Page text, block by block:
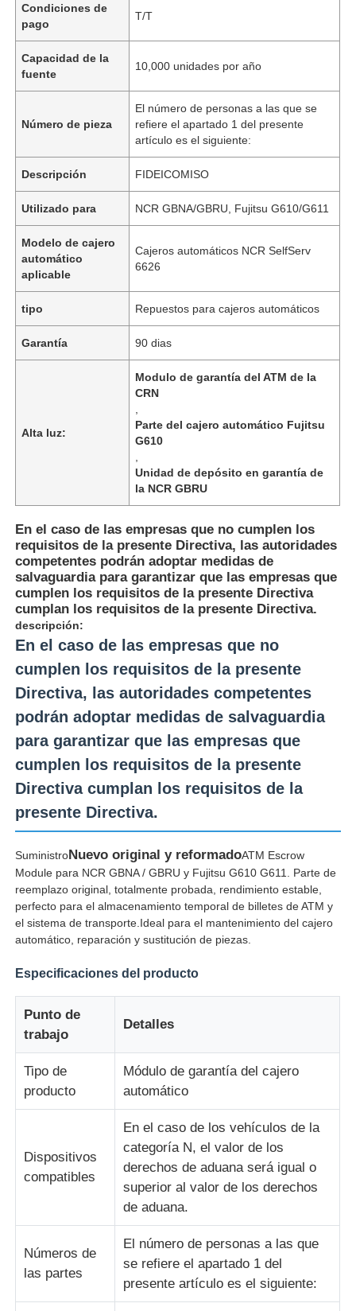
Inicio
Productos
Videos
Sobre nosotros
Visita a la fábrica
Control de Calidad
Contacto
noticias
Todos los casos
Solicitar una cotización
Piezas para cajeros automáticos NCR
Condiciones de
pago
T/T
Capacidad de la
fuente
10,000 unidades por año
Número de pieza
El número de personas a las que se
refiere el apartado 1 del presente
artículo es el siguiente:
Descripción FIDEICOMISO
Utilizado para NCR GBNA/GBRU, Fujitsu G610/G611
Modelo de cajero
automático
aplicable
Cajeros automáticos NCR SelfServ
6626
tipo Repuestos para cajeros automáticos
Garantía 90 dias
Alta luz:
Modulo de garantía del ATM de la
CRN
Parte del cajero automático Fujitsu
G610
Unidad de depósito en garantía de
la NCR GBRU
En el caso de las empresas que no cumplen los
requisitos de la presente Directiva, las autoridades
competentes podrán adoptar medidas de
salvaguardia para garantizar que las empresas que
cumplen los requisitos de la presente Directiva
cumplan los requisitos de la presente Directiva.
descripción:
En el caso de las empresas que no
cumplen los requisitos de la presente
Directiva, las autoridades competentes
podrán adoptar medidas de salvaguardia
para garantizar que las empresas que
cumplen los requisitos de la presente
Directiva cumplan los requisitos de la
presente Directiva.
SuministroNuevo original y reformadoATM Escrow
Module para NCR GBNA / GBRU y Fujitsu G610 G611. Parte de
reemplazo original, totalmente probada, rendimiento estable,
perfecto para el almacenamiento temporal de billetes de ATM y
el sistema de transporte.Ideal para el mantenimiento del cajero
automático, reparación y sustitución de piezas.
Especificaciones del producto
Punto de
trabajo
Detalles
Tipo de
producto
Módulo de garantía del cajero
automático
Dispositivos
compatibles
En el caso de los vehículos de la
categoría N, el valor de los
derechos de aduana será igual o
superior al valor de los derechos
de aduana.
Números de
las partes
El número de personas a las que
se refiere el apartado 1 del
presente artículo es el siguiente: